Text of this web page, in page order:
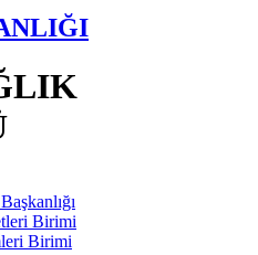
Birimi
Birimi